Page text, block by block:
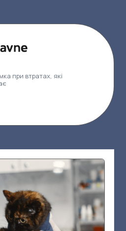
при втратах, які